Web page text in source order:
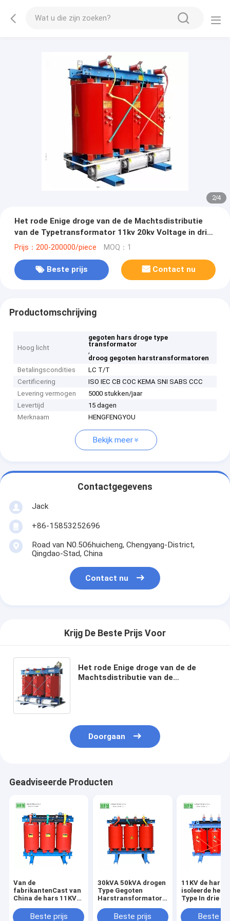
2/4
Het rode Enige droge van de de Machtsdistributie
van de Typetransformator 11kv 20kv Voltage in drie
stadia 2500kVA
Prijs：200-200000/piece MOQ：1
Beste prijs Contact nu
Productomschrijving
Hoog licht
gegoten hars droge type
transformator
,
droog gegoten harstransformatoren
Betalingscondities
LC T/T
Certificering
ISO IEC CB COC KEMA SNI SABS CCC
Levering vermogen
5000 stukken/jaar
Levertijd
15 dagen
Merknaam
HENGFENGYOU
Bekijk meer
Contactgegevens
Jack
+86-15853252696
Road van N0.506huicheng, Chengyang-District,
Qingdao-Stad, China
Contact nu
Krijg De Beste Prijs Voor
Het rode Enige droge van de de
Machtsdistributie van de
Doorgaan
Geadviseerde Producten
Van de
fabrikantenCast van
China de hars 11KV
droogt deBeste prijs
30kVA 50kVA drogen
Type Gegoten
Harstransformator
Binneninstallatie
Beste prijs
11KV de hars
isoleerde het
Type In drie
Beste